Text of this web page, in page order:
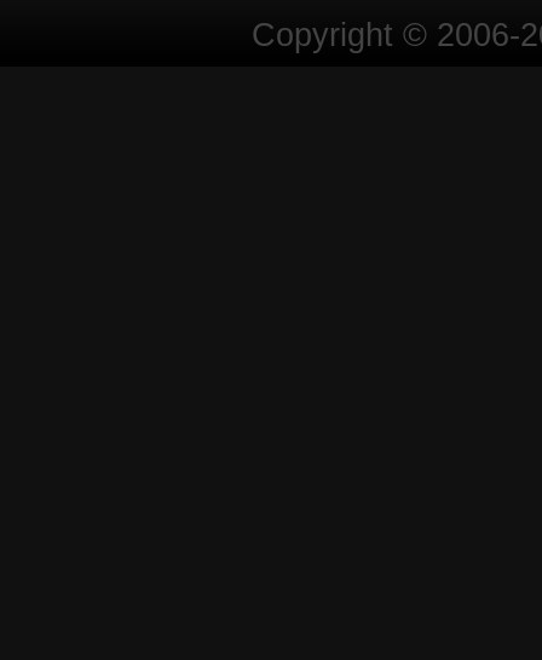
Copyright © 2006-